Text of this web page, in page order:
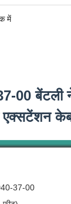
में
00 बेंटली
एक्सटेंशन
37-00